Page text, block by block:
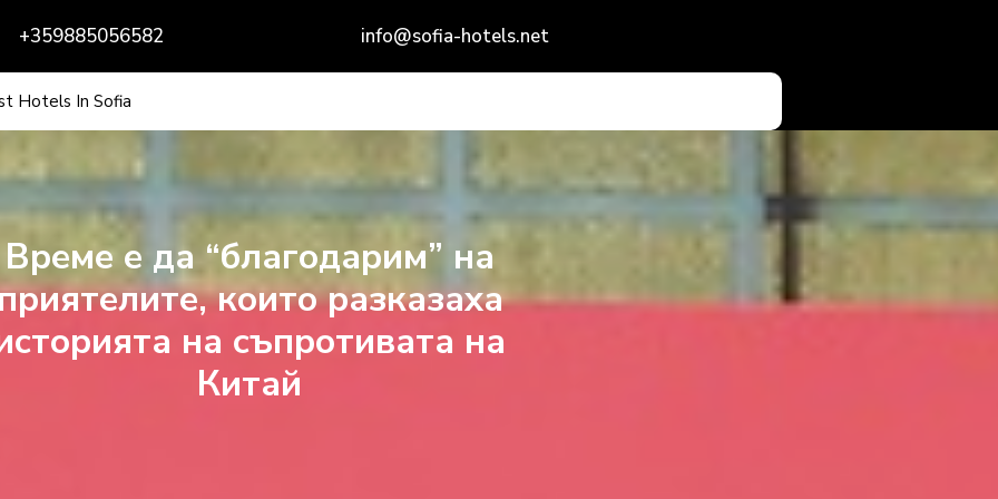
+359885056582 info@sofia-hotels.net
Hotels In Sofia
Време е да “благодарим” на
които разказаха
на съпротивата на
Китай